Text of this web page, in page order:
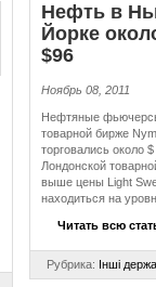
Нефть в
Йорке
$96
Ноябрь 08, 2011
Нефтяные
товарной бирже
торговались около
Лондонской
выше цены Light
находиться на
Читать всю
Рубрика: Інші